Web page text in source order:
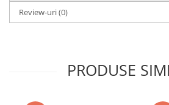
Review-uri(0)
PRODUSE